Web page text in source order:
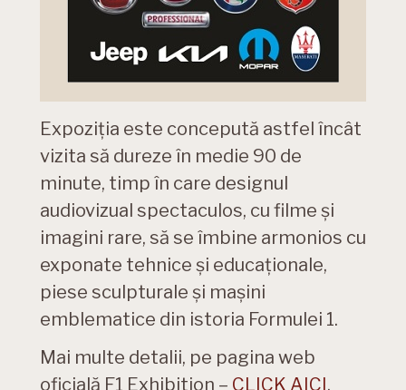
Expoziția este concepută astfel încât
vizita să dureze în medie 90 de
minute, timp în care designul
audiovizual spectaculos, cu filme și
imagini rare, să se îmbine armonios cu
exponate tehnice și educaționale,
piese sculpturale și mașini
emblematice din istoria Formulei 1.
Mai multe detalii, pe pagina web
oficială F1 Exhibition – CLICK AICI.